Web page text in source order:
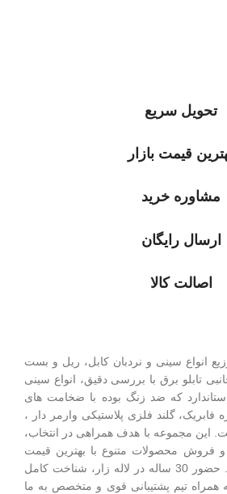
تحویل سریع
قیمت بازار
مشاوره خرید
ارسال رایگان
اصالت کالا
انواع سینی و نردبان کابل، ریل و بست
تابلو برق با بررسی دقیق، انواع سینی
که ضد زنگ بوده با ضخامت های
فابریک، گلند فلزی پلاستيکی وارمر دار ،
این مجموعه با هدف همراهی در انتخاب،
فروش محصولات متنوع با بهترین قیمت
بازار شکل گرفته است. حضور 30 ساله در لاله زار، شناخت کامل
همراه تیم پشتیبانی قوی و متخصص به ما